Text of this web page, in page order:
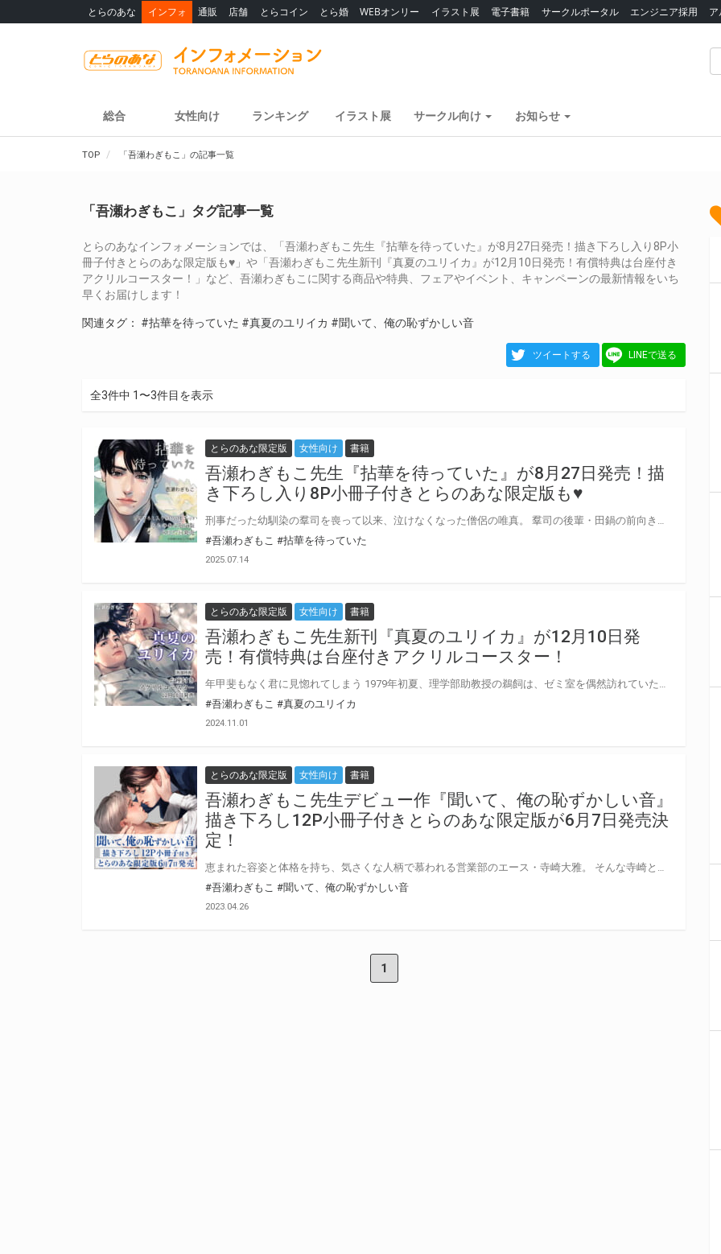
とらのあな インフォ 通販 店舗 とらコイン とら婚 WEBオンリー イラスト展 電子書籍 サークルポータル エンジニア採用
総合 女性向け ランキング イラスト展 サークル向け お知らせ
TOP 「吾瀬わぎもこ」の記事一覧
「吾瀬わぎもこ」タグ記事一覧
とらのあなインフォメーションでは、「吾瀬わぎもこ先生『拈華を待っていた』が8月27日発売！描き下ろし入り8P小
冊子付きとらのあな限定版も♥」や「吾瀬わぎもこ先生新刊『真夏のユリイカ』が12月10日発売！有償特典は台座付き
アクリルコースター！」など、吾瀬わぎもこに関する商品や特典、フェアやイベント、キャンペーンの最新情報をいち
早くお届けします！
関連タグ： #拈華を待っていた #真夏のユリイカ #聞いて、俺の恥ずかしい音
ツイートする LINEで送る
全3件中 1〜3件目を表示
とらのあな限定版 女性向け 書籍
吾瀬わぎもこ先生『拈華を待っていた』が8月27日発売！描
き下ろし入り8P小冊子付きとらのあな限定版も♥
#吾瀬わぎもこ #拈華を待っていた
2025.07.14
とらのあな限定版 女性向け 書籍
吾瀬わぎもこ先生新刊『真夏のユリイカ』が12月10日発
売！有償特典は台座付きアクリルコースター！
#吾瀬わぎもこ #真夏のユリイカ
2024.11.01
とらのあな限定版 女性向け 書籍
吾瀬わぎもこ先生デビュー作『聞いて、俺の恥ずかしい音』
描き下ろし12P小冊子付きとらのあな限定版が6月7日発売決
定！
#吾瀬わぎもこ #聞いて、俺の恥ずかしい音
2023.04.26
1